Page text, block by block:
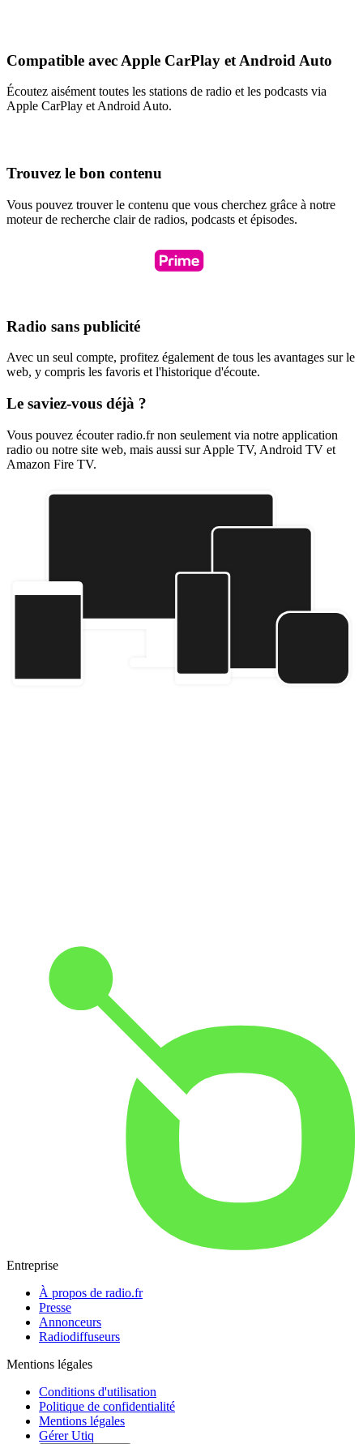
Compatible avec Apple CarPlay et Android Auto
Écoutez aisément toutes les stations de radio et les podcasts via
Apple CarPlay et Android Auto.
Trouvez le bon contenu
Vous pouvez trouver le contenu que vous cherchez grâce à notre
moteur de recherche clair de radios, podcasts et épisodes.
Radio sans publicité
Avec un seul compte, profitez également de tous les avantages sur le
web, y compris les favoris et l'historique d'écoute.
Le saviez-vous déjà ?
Vous pouvez écouter radio.fr non seulement via notre application
radio ou notre site web, mais aussi sur Apple TV, Android TV et
Amazon Fire TV.
Entreprise
À propos de radio.fr
Presse
Annonceurs
Radiodiffuseurs
Mentions légales
Conditions d'utilisation
Politique de confidentialité
Mentions légales
Gérer Utiq